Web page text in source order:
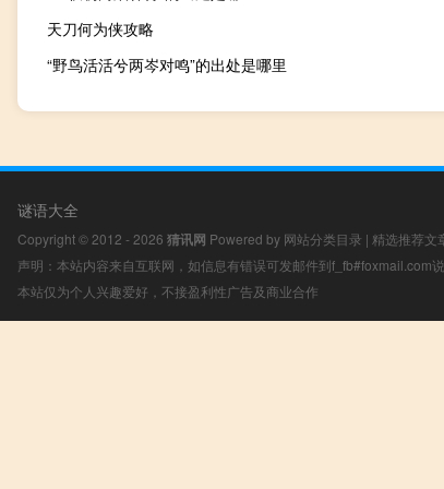
天刀何为侠攻略
“野鸟活活兮两岑对鸣”的出处是哪里
谜语大全
Copyright © 2012 - 2026 猜讯网 Powered by 网站分类目录 | 精选推荐文
声明：本站内容来自互联网，如信息有错误可发邮件到f_fb#foxmail.com
本站仅为个人兴趣爱好，不接盈利性广告及商业合作